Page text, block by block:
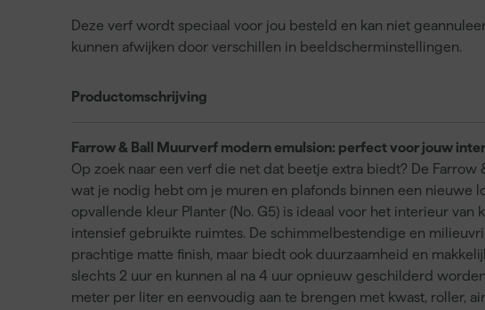
Deze verf wordt speciaal voor jou besteld en kan niet
kunnen afwijken door verschillen in beeldscherminstellingen.
Productomschrijving
Farrow & Ball Muurverf modern emulsion: perfect voor jouw
Op zoek naar een verf die net dat beetje extra biedt? De
wat je nodig hebt om je muren en plafonds binnen een nieuwe
opvallende kleur Planter (No. G5) is ideaal voor het interieur van
intensief gebruikte ruimtes. De schimmelbestendige en
prachtige matte finish, maar biedt ook duurzaamheid en
slechts 2 uur en kunnen al na 4 uur opnieuw geschilderd
meter per liter en eenvoudig aan te brengen met kwast, roller,